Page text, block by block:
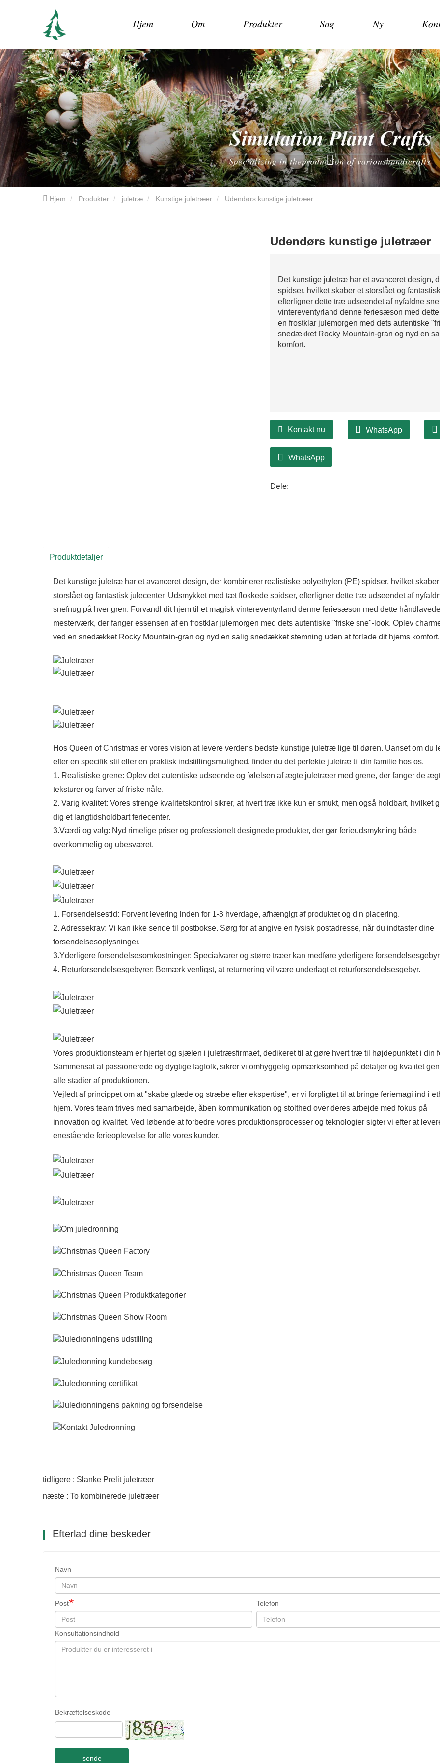
Hjem Om Produkter Sag Ny
Hjem Produkter juletræ Kunstige juletræer Udendørs kunstige juletræer
Udendørs kunstige juletræer
Det kunstige juletræ har et avanceret design,
spidser, hvilket skaber et storslået og
efterligner dette træ udseendet af nyfaldne
vintereventyrland denne feriesæson med
​​en frostklar julemorgen med dets autentiske
snedækket Rocky Mountain-gran og nyd en
komfort.
Kontakt nu WhatsApp
WhatsApp
Dele:
Produktdetaljer
Det kunstige juletræ har et avanceret design, der kombinerer realistiske polyethylen (PE) spidser, hvilket
storslået og fantastisk julecenter. Udsmykket med tæt flokkede spidser, efterligner dette træ udseendet af
snefnug på hver gren. Forvandl dit hjem til et magisk vintereventyrland denne feriesæson med dette håndlavede
mesterværk, der fanger essensen af ​​en frostklar julemorgen med dets autentiske "friske sne"-look. Oplev
ved en snedækket Rocky Mountain-gran og nyd en salig snedækket stemning uden at forlade dit hjems komfort.
Hos Queen of Christmas er vores vision at levere verdens bedste kunstige juletræ lige til døren. Uanset om du
efter en specifik stil eller en praktisk indstillingsmulighed, finder du det perfekte juletræ til din familie hos os.
1. Realistiske grene: Oplev det autentiske udseende og følelsen af ​​ægte juletræer med grene, der fanger de
teksturer og farver af friske nåle.
2. Varig kvalitet: Vores strenge kvalitetskontrol sikrer, at hvert træ ikke kun er smukt, men også holdbart, hvilket
dig et langtidsholdbart feriecenter.
3.Værdi og valg: Nyd rimelige priser og professionelt designede produkter, der gør ferieudsmykning både
overkommelig og ubesværet.
1. Forsendelsestid: Forvent levering inden for 1-3 hverdage, afhængigt af produktet og din placering.
2. Adressekrav: Vi kan ikke sende til postbokse. Sørg for at angive en fysisk postadresse, når du indtaster dine
forsendelsesoplysninger.
3.Yderligere forsendelsesomkostninger: Specialvarer og større træer kan medføre yderligere
4. Returforsendelsesgebyrer: Bemærk venligst, at returnering vil være underlagt et returforsendelsesgebyr.
Vores produktionsteam er hjertet og sjælen i juletræsfirmaet, dedikeret til at gøre hvert træ til højdepunktet i din
Sammensat af passionerede og dygtige fagfolk, sikrer vi omhyggelig opmærksomhed på detaljer og kvalitet
alle stadier af produktionen.
Vejledt af princippet om at "skabe glæde og stræbe efter ekspertise", er vi forpligtet til at bringe feriemagi ind i
hjem. Vores team trives med samarbejde, åben kommunikation og stolthed over deres arbejde med fokus på
innovation og kvalitet. Ved løbende at forbedre vores produktionsprocesser og teknologier sigter vi efter at
enestående ferieoplevelse for alle vores kunder.
tidligere : Slanke Prelit juletræer
næste : To kombinerede juletræer
Efterlad dine beskeder
Navn
Post Telefon
Konsultationsindhold
Bekræftelseskode
sende